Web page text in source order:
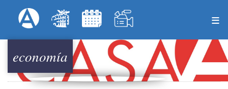
al
principal
Menú Superior
economía